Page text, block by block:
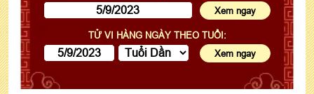
TỬ VI HÀNG NGÀY THEO TUỔI: